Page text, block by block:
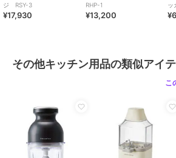
人気料理家エダジュン監修の美味しい30レ
ピブック］が付属。材料を入れる順番がイラ
重量：約970g
JUICE&CLEANモード使用時 55W
[型番:RSY-2]
ジ RSY-3
¥17,930
RHP-1
¥13,200
ッ
その他キッチン用品の類似アイ
こ